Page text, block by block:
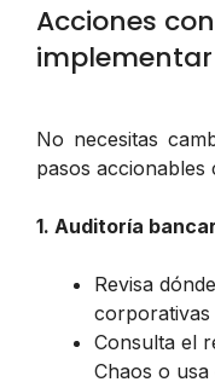
Acciones
No necesitas
pasos accionables
1. Auditoría
Revisa
Consulta el
Chaos o usa